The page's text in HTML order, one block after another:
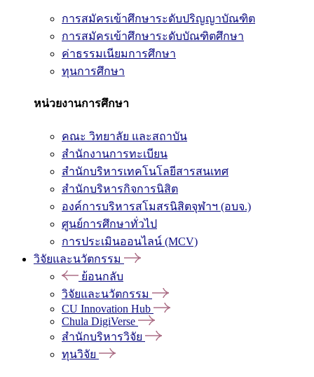
การสมัครเข้าศึกษาระดับปริญญาบัณฑิต
การสมัครเข้าศึกษาระดับบัณฑิตศึกษา
ค่าธรรมเนียมการศึกษา
ทุนการศึกษา
หน่วยงานการศึกษา
คณะ วิทยาลัย และสถาบัน
สำนักงานการทะเบียน
สำนักบริหารเทคโนโลยีสารสนเทศ
สำนักบริหารกิจการนิสิต
องค์การบริหารสโมสรนิสิตจุฬาฯ (อบจ.)
ศูนย์การศึกษาทั่วไป
การประเมินออนไลน์ (MCV)
วิจัยและนวัตกรรม
ย้อนกลับ
วิจัยและนวัตกรรม
CU Innovation Hub
Chula DigiVerse
สำนักบริหารวิจัย
ทุนวิจัย